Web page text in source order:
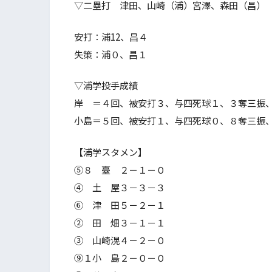
▽二塁打 津田、山崎（浦）宮澤、森田（昌）
安打：浦12、昌４
失策：浦０、昌１
▽浦学投手成績
岸 ＝４回、被安打３、与四死球１、３奪三振
小島＝５回、被安打１、与四死球０、８奪三振
【浦学スタメン】
⑤８ 臺 ２－１－０
④ 土 屋３－３－３
⑥ 津 田５－２－１
② 田 畑３－１－１
③ 山崎滉４－２－０
⑨１小 島２－０－０